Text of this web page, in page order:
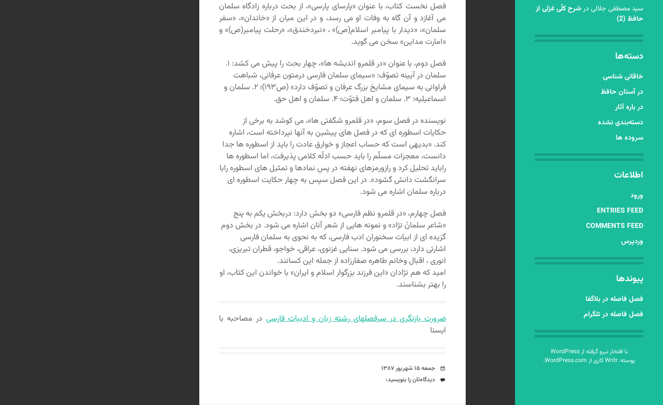
سید مصطفی جلالی درشرح کلّی غزلی از
حافظ (2)
دسته‌ها
خاقانی شناسی
در آستان حافظ
در باره آثار
دسته‌بندی نشده
سروده ها
اطلاعات
ورود
ENTRIES FEED
COMMENTS FEED
وردپرس
پیوندها
فصل فاصله در بلاگفا
فصل فاصله در تلگرام
با افتخار نیرو گرفته از WordPress
پوسته: Writr کاری از
WordPress.com
.
فصل نخست کتاب، با عنوان «پارسای پارسی»، از بحث درباره زادگاه سلمان
می آغازد و آن گاه به وفات او می رسد، و در این میان از «خاندان»، «سفر
سلمان»، «دیدار با پیامبر اسلام(ص)» ، «نبردخندق»، «رحلت پیامبر(ص)» و
«امارت مداین» سخن می گوید.
فصل دوم، با عنوان «در قلمرو اندیشه ها»، چهار بحث را پیش می کشد: ۱.
سلمان در آیینه تصوّف: «سیمای سلمان فارسی درمتون عرفانی، شباهت
فراوانی به سیمای مشایخ بزرگ عرفان و تصوّف دارد» (ص۱۹۳)؛ ۲. سلمان و
اسماعیلیه؛ ۳. سلمان و اهل فتوّت؛ ۴. سلمان و اهل حق.
نویسنده در فصل سوم، «در قلمرو شگفتی ها»، می کوشد به برخی از
حکایات اسطوره ای که در فصل های پیشین به آنها نپرداخته است، اشاره
کند. «بدیهی است که حساب اعجاز و خوارق عادت را باید از اسطوره ها جدا
دانست، معجزات مسلّم را باید حسب ادلّه کلامی پذیرفت، اما اسطوره ها
راباید تحلیل کرد و رازورمزهای نهفته در پسِ نمادها و تمثیل های اسطوره رابا
سرانگشت دانش گشود». در این فصل سپس به چهار حکایت اسطوره ای
درباره سلمان اشاره می شود.
فصل چهارم، «در قلمرو نظم فارسی» دو بخش دارد: دربخش یکم به پنج
«شاعر سلمانْ نژاد» و نمونه هایی از شعر آنان اشاره می شود. در بخش دوم
گزیده ای از ابیات سخنوران ادب فارسی، که به نحوی به سلمان فارسی
اشارتی دارد، بررسی می شود. سنایی غزنوی، عراقی، خواجو، قطران تبریزی،
انوری ، اقبال وخانم طاهره صفارزاده از جمله این کسانند.
امید که هم نژادان «این فرزند بزرگوار اسلام و ایران» با خواندن این کتاب، او
را بهتر بشناسند.
ضرورت بازنگری در سرفصلهای رشته زبان و ادبیات فارسی در مصاحبه با
ایسنا
تاریخ
جمعه ۱۵ شهریور ۱۳۸۷
دیدگاه‌ها
دیدگاه‌تان را بنویسید: